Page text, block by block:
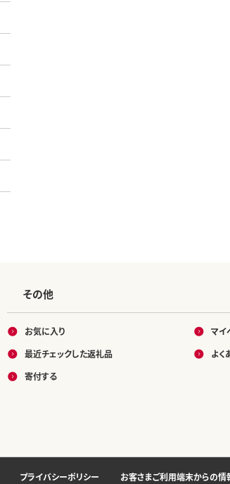
その他
お気に入り
最近チェックした返礼品
寄付する
マイ
よく
プライバシーポリシー お客さまご利用端末からの